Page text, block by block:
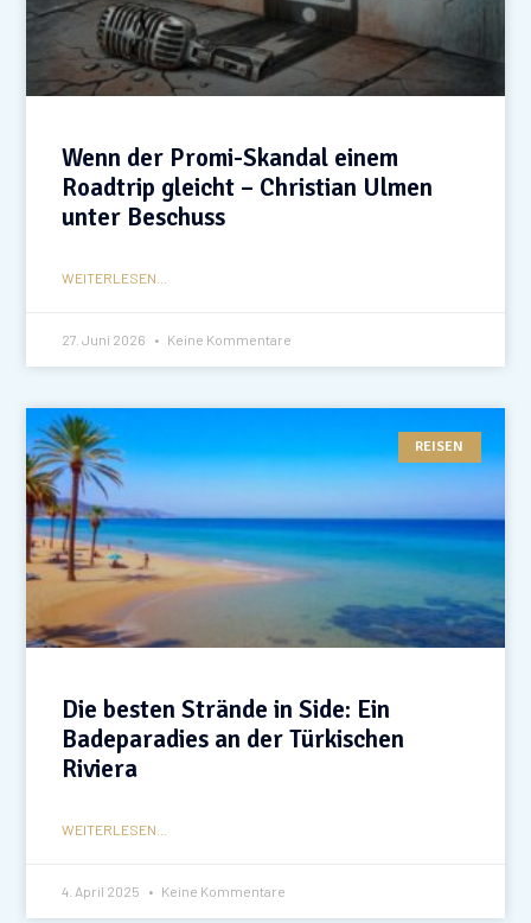
Wenn der Promi-Skandal einem
Roadtrip gleicht – Christian Ulmen
unter Beschuss
WEITERLESEN...
27. Juni 2026 Keine Kommentare
REISEN
Die besten Strände in Side: Ein
Badeparadies an der Türkischen
Riviera
WEITERLESEN...
4. April 2025 Keine Kommentare